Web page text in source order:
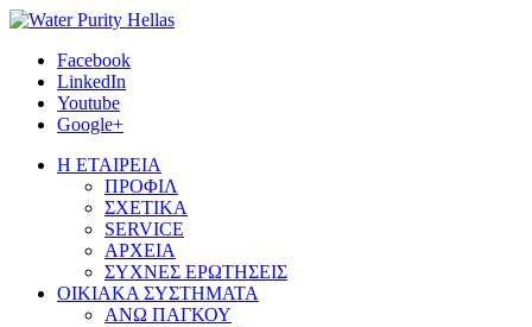
Facebook
LinkedIn
Youtube
Google+
Η ΕΤΑΙΡΕΙΑ
ΠΡΟΦΙΛ
ΣΧΕΤΙΚΑ
SERVICE
ΑΡΧΕΙΑ
ΣΥΧΝΕΣ ΕΡΩΤΗΣΕΙΣ
ΟΙΚΙΑΚΑ ΣΥΣΤΗΜΑΤΑ
ΑΝΩ ΠΑΓΚΟΥ